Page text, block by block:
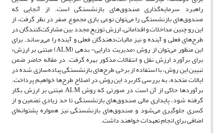
راهبرد سرمایه‌گذاری صندوق‌های بازنشستگی است. از آنجایی که
صندوق‌های بازنشستگی را می‌توان نوعی بازی مجموع صفر در نظر گرفت، از
این رو چنین مداخلات و اقداماتی، ارزش توزیع مجدد بین مشارکت‌کنندگان در
طرح‌های فعلی و آینده و نیز مالیات‌دهندگان فعلی و آینده را می‌رساند. برای
این منظور می‌توان از روش «مدیریت دارایی- بدهی (ALM) مبتنی بر ارزش»
برای برآورد ارزش نقل و انتقالات مذکور بهره گرفت. در مقاله حاضر ضمن
تبیین این روش، با استفاده از برخی طرح‌های بازنشستگی پباده‌سازی شده در
ایالات متحده، به بررسی کاربرد این روش در اصلاح طرح‌ها خواهیم پرداخت.
برآوردها حاکی از آن است در صورتی که روش ALM مبتنی بر ارزش بکار
گرفته شود، پایداری مالی صندوق‌های بازنشستگی تا حد زیادی تضمین و از
کسری جلوگیری می‌شود و صندوق‌های بازنشستگی نیز همواره پشتوانه‌ای
اضافی برای انجام تعهدات خواهند داشت.